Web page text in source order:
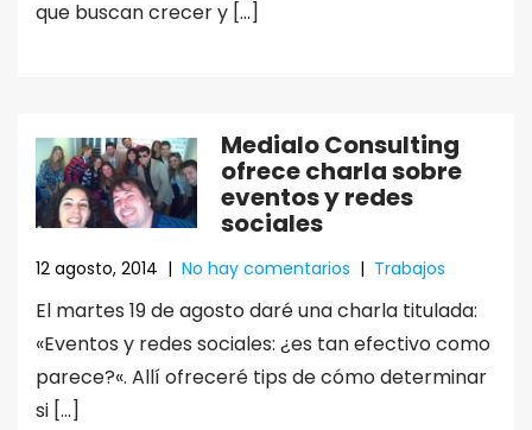
que buscan crecer y […]
Medialo Consulting
ofrece charla sobre
eventos y redes
sociales
12 agosto, 2014 | No hay comentarios | Trabajos
El martes 19 de agosto daré una charla titulada:
«Eventos y redes sociales: ¿es tan efectivo como
parece?«. Allí ofreceré tips de cómo determinar
si […]